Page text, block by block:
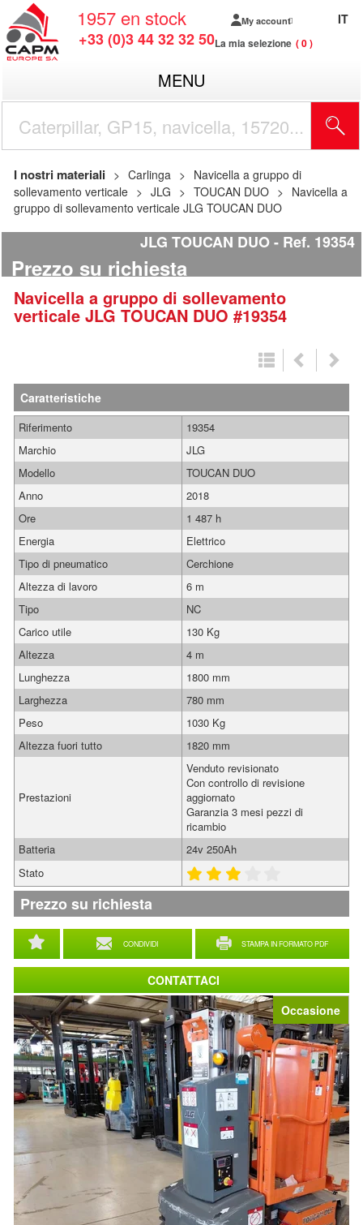
1957 en stock
+33 (0)3 44 32 32 50
My account
La mia selezione 0
IT
MENU
I nostri materiali Carlinga
Navicella a gruppo di
sollevamento verticale
JLG TOUCAN DUO
Navicella a
gruppo di sollevamento verticale JLG TOUCAN DUO
JLG TOUCAN DUO Ref. 19354
Prezzo su richiesta
Navicella a gruppo di sollevamento
verticale JLG TOUCAN DUO #19354
Occasione
Caratteristiche
CONDIVIDI STAMPA IN FORMATO PDF
Riferimento
19354
Marchio
JLG
Modello
TOUCAN DUO
Anno
2018
Ore
1 487 h
Energia
Elettrico
Tipo di pneumatico
Cerchione
Altezza di lavoro
6 m
Tipo
NC
Carico utile
130 Kg
Altezza
4 m
Lunghezza
1800 mm
Larghezza
780 mm
Peso
1030 Kg
Altezza fuori tutto
1820 mm
Prestazioni
Venduto revisionato
Con controllo di revisione
aggiornato
Garanzia 3 mesi pezzi di
ricambio
Batteria
24v 250Ah
Stato
Prezzo su richiesta
CONTATTACI